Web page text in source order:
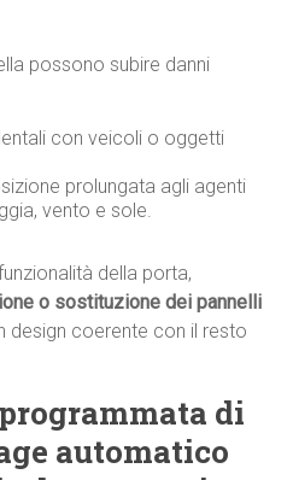
possono subire danni
con veicoli o oggetti
prolungata agli agenti
vento e sole.
della porta,
o sostituzione dei pannelli
design coerente con il resto
di
automatico